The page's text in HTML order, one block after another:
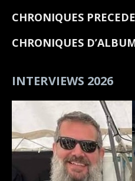
CHRONIQUES
CHRONIQUES
INTERVIEWS 2026